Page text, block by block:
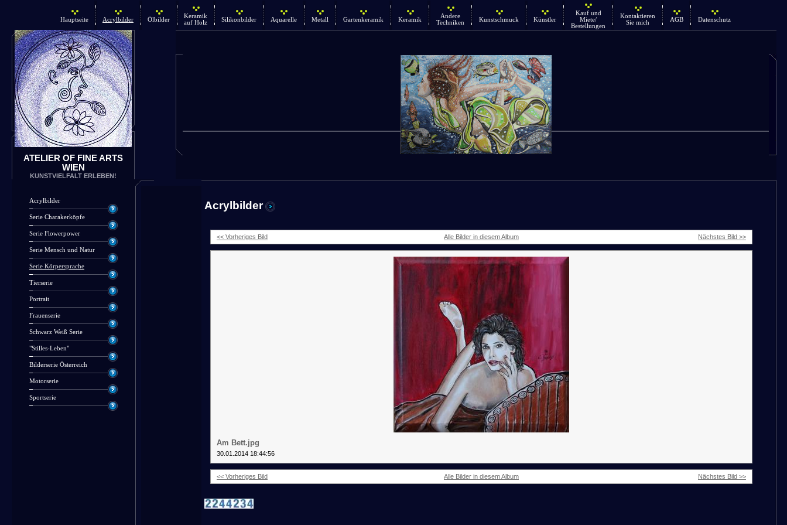
Hauptseite Acrylbilder Ölbilder
Keramik
auf Holz
Silikonbilder Aquarelle Metall Gartenkeramik Keramik
Andere
Techniken
Kunstschmuck Künstler
Kauf und
Miete/
Bestellungen
Kontaktieren
Sie mich
AGB Datenschutz
ATELIER OF FINE ARTS
WIEN
KUNSTVIELFALT ERLEBEN!
Acrylbilder
Serie Charakerköpfe
Serie Flowerpower
Serie Mensch und Natur
Serie Körpersprache
Tierserie
Portrait
Frauenserie
Schwarz Weiß Serie
"Stilles-Leben"
Bilderserie Österreich
Motorserie
Sportserie
Acrylbilder
<< Vorheriges Bild Alle Bilder in diesem Album Nächstes Bild >>
Am Bett.jpg
30.01.2014 18:44:56
<< Vorheriges Bild Alle Bilder in diesem Album Nächstes Bild >>